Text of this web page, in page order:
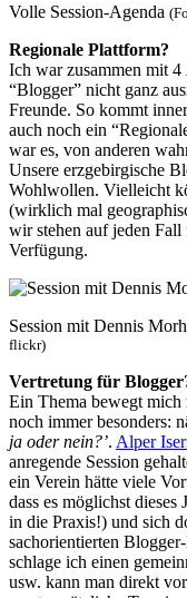
Volle Session-Agenda
Regionale Plattform?
Ich war zusammen mit 4
“Blogger” nicht ganz
Freunde. So kommt
auch noch ein
war es, von anderen
Unsere erzgebirgische
Wohlwollen. Vielleicht
(wirklich mal
wir stehen auf jeden Fall
Verfügung.
Session mit Dennis
flickr)
Vertretung für
Ein Thema bewegt mich
noch immer besonders:
ja oder nein?’. Alper
anregende Session
ein Verein hätte viele
dass es möglichst
in die Praxis!) und sich
sachorientierten
schlage ich einen
usw. kann man direkt